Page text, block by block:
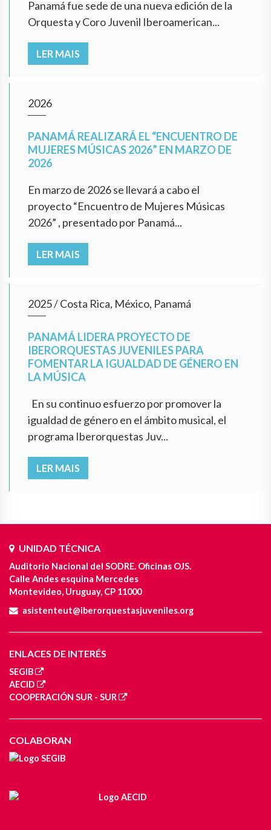
Panamá fue sede de una nueva edición de la
Orquesta y Coro Juvenil Iberoamerican...
LER MAIS
2026
PANAMÁ REALIZARÁ EL “ENCUENTRO DE
MUJERES MÚSICAS 2026” EN MARZO DE
2026
En marzo de 2026 se llevará a cabo el
proyecto “Encuentro de Mujeres Músicas
2026” , presentado por Panamá...
LER MAIS
2025/Costa Rica, México, Panamá
PANAMÁ LIDERA PROYECTO DE
IBERORQUESTAS JUVENILES PARA
FOMENTAR LA IGUALDAD DE GÉNERO EN
LA MÚSICA
En su continuo esfuerzo por promover la
igualdad de género en el ámbito musical, el
programa Iberorquestas Juv...
LER MAIS
UNIDAD TÉCNICA
Auditorio Nacional del SODRE. Oficinas OJS.
Calle Andes esquina Mercedes
Montevideo, Uruguay, CP 11000
asistenteut@iberorquestasjuveniles.org
ENLACES DE INTERÉS
SEGIB
AECID
COOPERACIÓN SUR - SUR
COLABORAN